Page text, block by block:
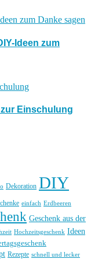
Ideen zum
Einschulung
Dekoration DIY
einfach Erdbeeren
Geschenk aus der
Hochzeitsgeschenk Ideen
Rezepte schnell und lecker